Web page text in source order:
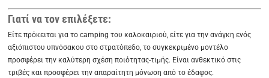
Γιατί να τον επιλέξετε:
Είτε πρόκειται για το camping του καλοκαιριού, είτε για την ανάγκη ενός
αξιόπιστου υπνόσακου στο στρατόπεδο, το συγκεκριμένο μοντέλο
προσφέρει την καλύτερη σχέση ποιότητας-τιμής. Είναι ανθεκτικό στις
τριβές και προσφέρει την απαραίτητη μόνωση από το έδαφος.